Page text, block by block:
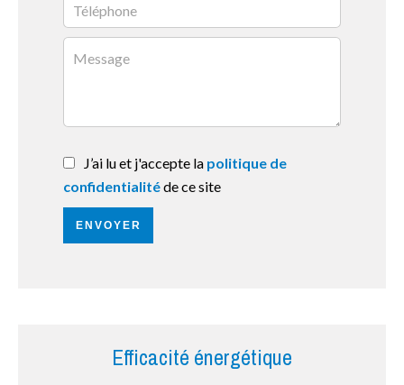
J’ai lu et j'accepte la politique de
confidentialitéde ce site
ENVOYER
Efficacité énergétique